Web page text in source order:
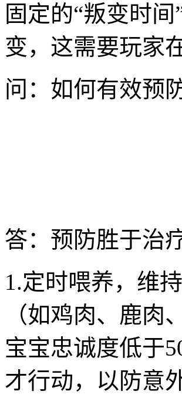
固定的“叛变时
变，这需要玩家
问：如何有效预
答：预防胜于治
1.定时喂养，维
（如鸡肉、鹿肉
宝宝忠诚度低于
才行动，以防意